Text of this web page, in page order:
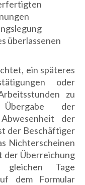
überlassenen
ein späteres
oder
zu
der
der
der Beschäftiger
Nichterscheinen
der Überreichung
gleichen Tage
dem Formular